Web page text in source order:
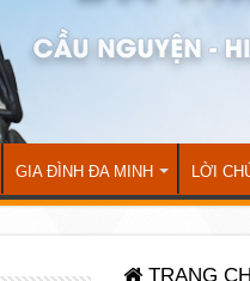
GIA ĐÌNH ĐA MINH LỜI
TRANG